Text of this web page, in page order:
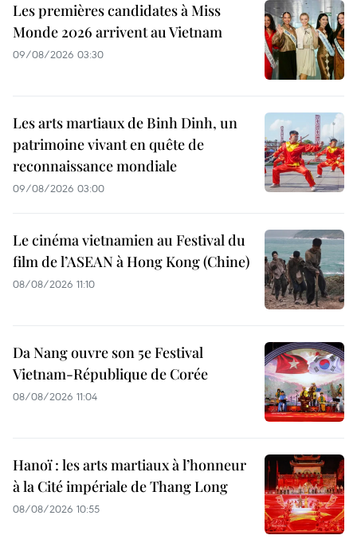
Les premières candidates à Miss
Monde 2026 arrivent au Vietnam
09/08/2026 03:30
Les arts martiaux de Binh Dinh, un
patrimoine vivant en quête de
reconnaissance mondiale
09/08/2026 03:00
Le cinéma vietnamien au Festival du
film de l’ASEAN à Hong Kong (Chine)
08/08/2026 11:10
Da Nang ouvre son 5e Festival
Vietnam-République de Corée
08/08/2026 11:04
Hanoï : les arts martiaux à l’honneur
à la Cité impériale de Thang Long
08/08/2026 10:55